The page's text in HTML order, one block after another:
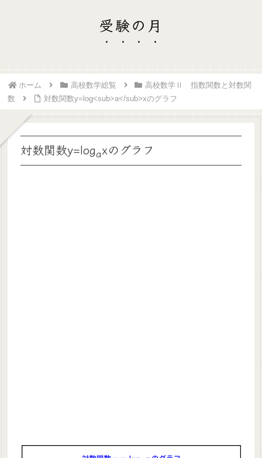
受験の月
ホーム 高校数学総覧
高校数学Ⅱ 指数関数と対数関
数
対数関数y=log<sub>a</sub>xのグラフ
対数関数y=logaxのグラフ